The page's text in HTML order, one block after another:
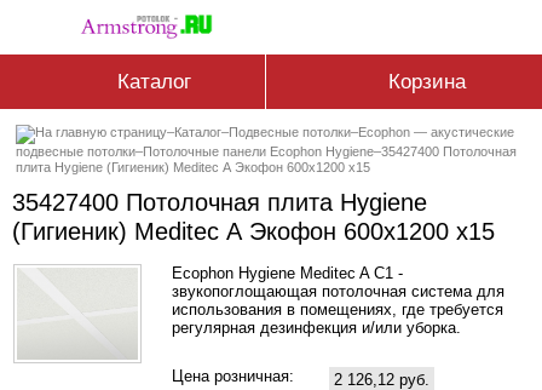
Каталог Корзина
–Каталог–Подвесные потолки–Ecophon — акустические
подвесные потолки–Потолочные панели Ecophon Hygiene–35427400 Потолочная
плита Hygiene (Гигиеник) Meditec А Экофон 600x1200 x15
35427400 Потолочная плита Hygiene
(Гигиеник) Meditec А Экофон 600x1200 x15
Ecophon Hygiene Meditec A C1 -
звукопоглощающая потолочная система для
использования в помещениях, где требуется
регулярная дезинфекция и/или уборка.
Цена розничная:
2 126,12 руб.